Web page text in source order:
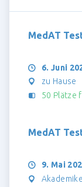
MedAT
6. Juni
zu Hause
50 Plätze
MedAT
9. Mai